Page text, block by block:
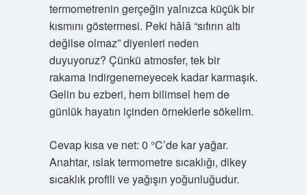
termometrenin gerçeğin yalnızca küçük bir
kısmını göstermesi. Peki hâlâ “sıfırın altı
değilse olmaz” diyenleri neden
duyuyoruz? Çünkü atmosfer, tek bir
rakama indirgenemeyecek kadar karmaşık.
Gelin bu ezberi, hem bilimsel hem de
günlük hayatın içinden örneklerle sökelim.
Cevap kısa ve net: 0 °C’de kar yağar.
Anahtar, ıslak termometre sıcaklığı, dikey
sıcaklık profili ve yağışın yoğunluğudur.